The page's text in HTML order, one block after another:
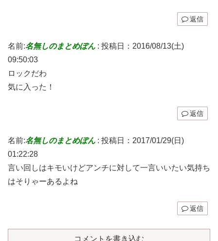
返信
名前:名無しのまとめぽん : 投稿日：2016/08/13(土)
09:50:03
ロックだわ
気に入った！
返信
名前:名無しのまとめぽん : 投稿日：2017/01/29(日)
01:22:28
言い回しはキモいけどアンチに対して一言いいたい気持ち
はそりゃーあるよね
返信
コメントを書き込む